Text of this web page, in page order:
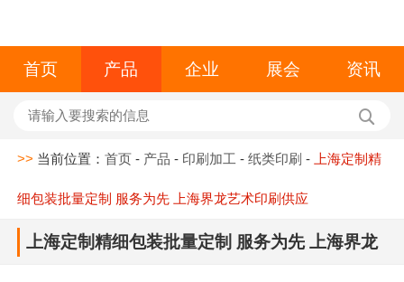
首页 产品 企业 展会 资讯
>> 当前位置：首页 - 产品 - 印刷加工 -纸类印刷 - 上海定制精
细包装批量定制 服务为先 上海界龙艺术印刷供应
上海定制精细包装批量定制 服务为先 上海界龙